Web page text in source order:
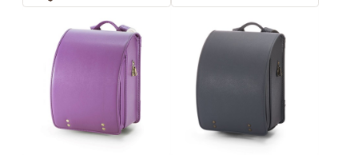
ライトブルー